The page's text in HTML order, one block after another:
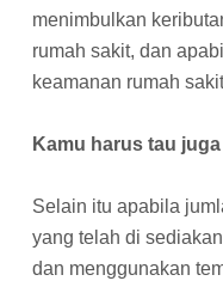
menimbulkan
rumah sakit, dan
keamanan rumah
Kamu harus tau juga
Selain itu apabila
yang telah di
dan menggunakan